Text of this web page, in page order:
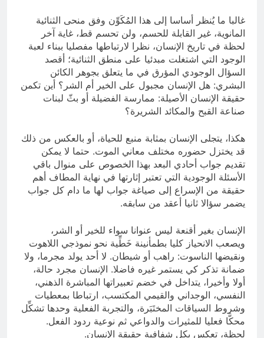
غالبا ما يُنظر أساسا إلى هذا المُكَوِّن وفق منحى الثنائية
المانوية، غير القابلة للحسم، ولن تحسم قط، غاية آخر
لحظة في تاريخ الإنسان، نظرا لارتباطها مفصليا ببناء لعبة
الوجود التي اشتغلت مبدئيا على منطق الثنائية؛ أقصد
السؤال الوجودي المؤرق في ما يتعلق بجوهر الكائن
البشري: هل الإنسان مجبول على الخير أم الشر؟ أين تكمن
حقيقة الإنسان الأصيلة: ممارسة الفضيلة أو بثّ لبنات
صناعة القبح والمكائد الشريرة؟
هكذا، يتجلى الإنسان بمثابة منبع للحياة، أو بالعكس من ذلك
قد يختزل حضوره مختلف معاني الموت. حتما لا يمكن
تقديم جواب أحادي البعد بهذا الخصوص على منوال باقي
الأسئلة الوجودية التي تعتبر إثارتها في نهاية المطاف أهم
حقيقة من الإسراع إلى صياغة جواب لها ما دام كل جواب
يضمر سؤالا ثانيا أعقد من سابقه.
الإنسان بغير أقنعة ليس عنوانا سواء للخير أو الشر،
ويصعب الانحياز كليا بطمأنينة خَطِّية نحو نموذجي اللاهوت
ونقيضها الناسوت: راهب أو شيطان. لا أحد يولد مجرما، ولا
ضمانة تذكر كي يستمر غيره فاضلا. الإنسان مجرد حالة،
أولا وأخيرا، يتداخل في خضم تعبيراتها المباشرة الذهني،
النفسي، الوجداني والقيمي المكتسب، ارتباطا بمعطيات
وشروط السياقات المختَبَرة، والتجربة الفعلية وحدها تشكِّل
محكَّا فعليا للمثيرات والدواعي ثم نوعية ردود الفعل.
لحظة، تعكس بكل شفافية حقيقة الإنسان.